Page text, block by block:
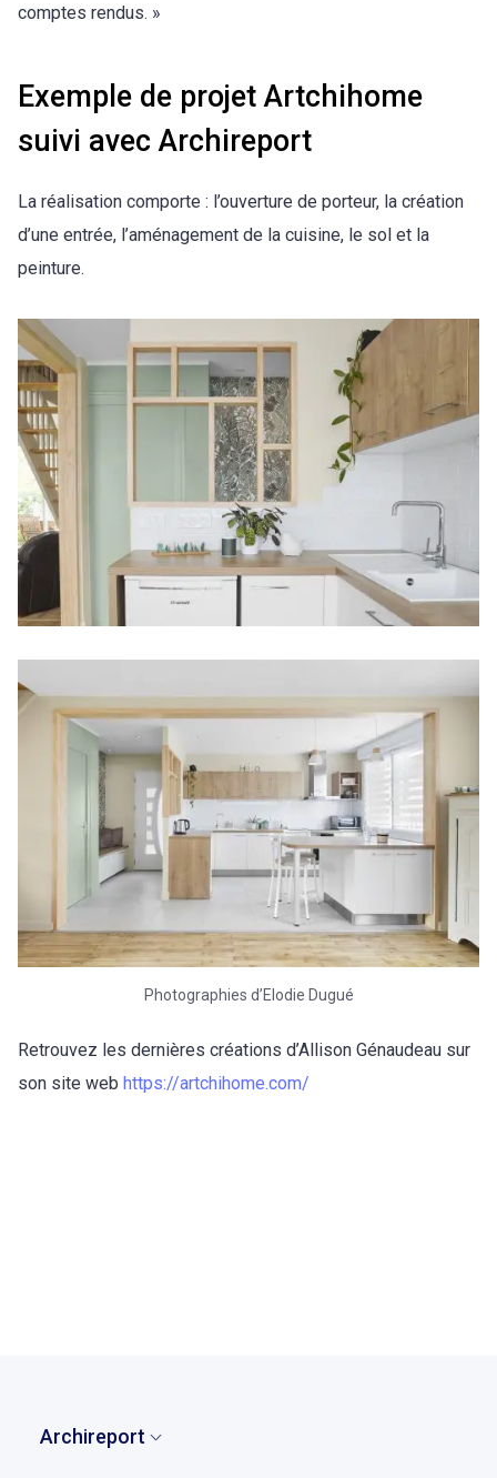
comptes rendus. »
Exemple de projet Artchihome
suivi avec Archireport
La réalisation comporte : l’ouverture de porteur, la création
d’une entrée, l’aménagement de la cuisine, le sol et la
peinture.
Photographies d’Elodie Dugué
Retrouvez les dernières créations d’Allison Génaudeau sur
son site web https://artchihome.com/
Archireport